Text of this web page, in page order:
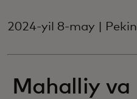
2024-yil 8-may | Pekin
Mahalliy va